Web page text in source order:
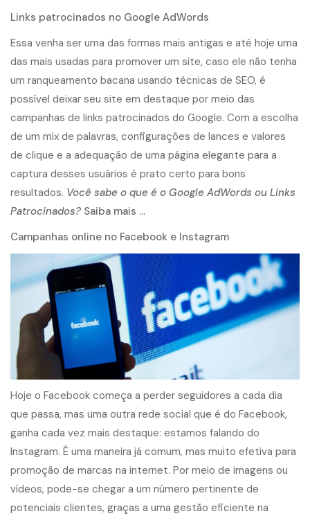
Links patrocinados no Google AdWords
Essa venha ser uma das formas mais antigas e até hoje uma
das mais usadas para promover um site, caso ele não tenha
um ranqueamento bacana usando técnicas de SEO, é
possível deixar seu site em destaque por meio das
campanhas de links patrocinados do Google. Com a escolha
de um mix de palavras, configurações de lances e valores
de clique e a adequação de uma página elegante para a
captura desses usuários é prato certo para bons
resultados. Você sabe o que é o Google AdWords ou Links
Patrocinados? Saiba mais …
Campanhas online no Facebook e Instagram
Hoje o Facebook começa a perder seguidores a cada dia
que passa, mas uma outra rede social que é do Facebook,
ganha cada vez mais destaque: estamos falando do
Instagram. É uma maneira já comum, mas muito efetiva para
promoção de marcas na internet. Por meio de imagens ou
vídeos, pode-se chegar a um número pertinente de
potenciais clientes, graças a uma gestão eficiente na